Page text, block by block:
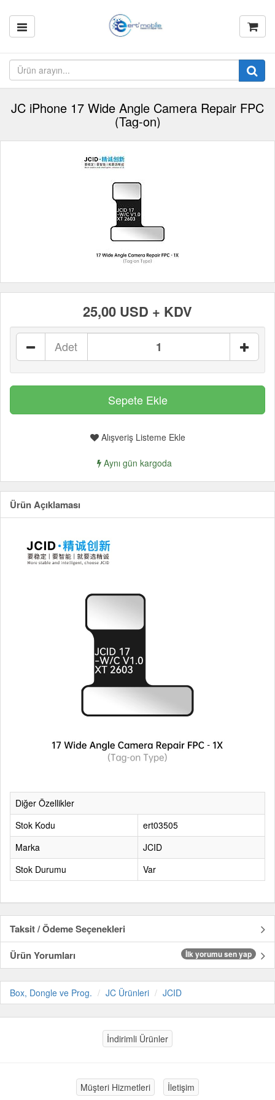
JC iPhone 17 Wide Angle Camera Repair FPC
(Tag-on)
25,00 USD + KDV
Adet
Alışveriş Listeme Ekle
Aynı gün kargoda
Ürün Açıklaması
Diğer Özellikler
Stok Kodu
ert03505
Marka
JCID
Stok Durumu
Var
Taksit / Ödeme Seçenekleri
Ürün Yorumları
İlk yorumu sen yap
Box, Dongle ve Prog. JC Ürünleri JCID
İndirimli Ürünler
Müşteri Hizmetleri İletişim